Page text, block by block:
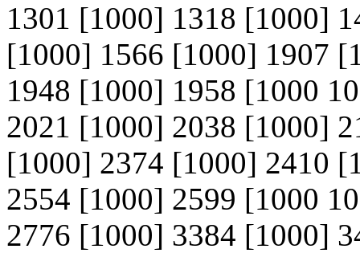
1301 [1000] 1318 [1000]
[1000] 1566 [1000] 1907
1948 [1000] 1958 [1000
2021 [1000] 2038 [1000]
[1000] 2374 [1000] 2410
2554 [1000] 2599 [1000
2776 [1000] 3384 [1000]